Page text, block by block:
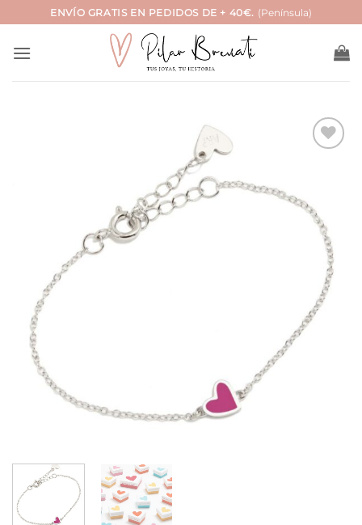
al
contenido
ENVÍO GRATIS EN PEDIDOS DE + 40€. (Península)
de
deseos